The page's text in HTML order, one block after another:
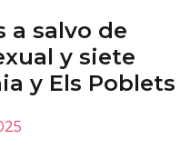
a salvo de
y siete
y Els Poblets